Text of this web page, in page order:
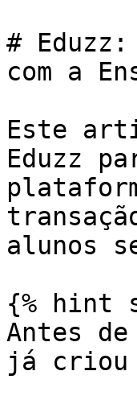
# Eduzz:
com a
Este
Eduzz
alunos
{% hint
Antes
já criou